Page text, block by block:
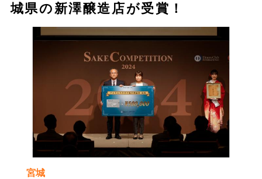
城県の新澤醸造店が受賞！
宮城